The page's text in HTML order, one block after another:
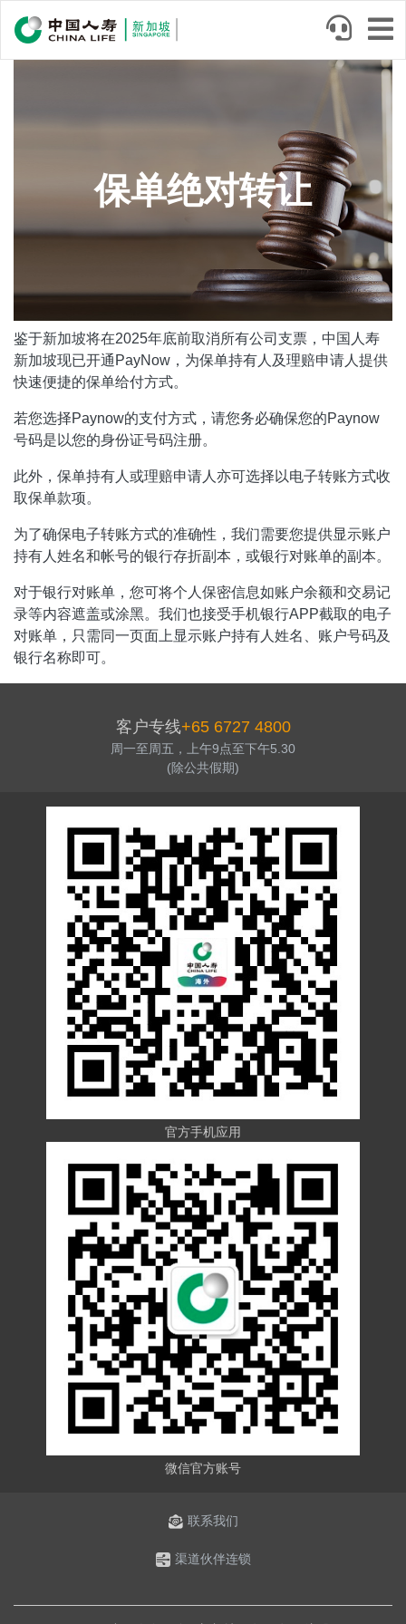
保单绝对转让
Body
鉴于新加坡将在2025年底前取消所有公司支票，中国人寿
新加坡现已开通PayNow，为保单持有人及理赔申请人提供
快速便捷的保单给付方式。
若您选择Paynow的支付方式，请您务必确保您的Paynow
号码是以您的身份证号码注册。
此外，保单持有人或理赔申请人亦可选择以电子转账方式收
取保单款项。
为了确保电子转账方式的准确性，我们需要您提供显示账户
持有人姓名和帐号的银行存折副本，或银行对账单的副本。
对于银行对账单，您可将个人保密信息如账户余额和交易记
录等内容遮盖或涂黑。我们也接受手机银行APP截取的电子
对账单，只需同一页面上显示账户持有人姓名、账户号码及
银行名称即可。
客户专线+65 6727 4800
周一至周五，上午9点至下午5.30
(除公共假期)
官方手机应用
微信官方账号
联系我们
渠道伙伴连锁